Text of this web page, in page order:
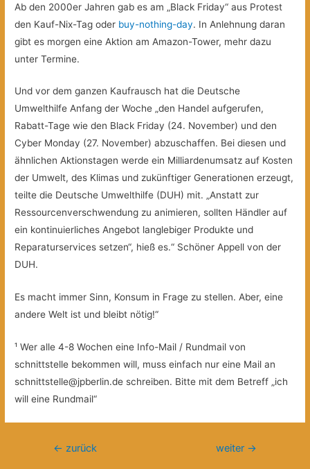
Ab den 2000er Jahren gab es am „Black Friday“ aus Protest
den Kauf-Nix-Tag oder buy-nothing-day. In Anlehnung daran
gibt es morgen eine Aktion am Amazon-Tower, mehr dazu
unter Termine.
Und vor dem ganzen Kaufrausch hat die Deutsche
Umwelthilfe Anfang der Woche „den Handel aufgerufen,
Rabatt-Tage wie den Black Friday (24. November) und den
Cyber Monday (27. November) abzuschaffen. Bei diesen und
ähnlichen Aktionstagen werde ein Milliardenumsatz auf Kosten
der Umwelt, des Klimas und zukünftiger Generationen erzeugt,
teilte die Deutsche Umwelthilfe (DUH) mit. „Anstatt zur
Ressourcenverschwendung zu animieren, sollten Händler auf
ein kontinuierliches Angebot langlebiger Produkte und
Reparaturservices setzen“, hieß es.“ Schöner Appell von der
DUH.
Es macht immer Sinn, Konsum in Frage zu stellen. Aber, eine
andere Welt ist und bleibt nötig!“
¹ Wer alle 4-8 Wochen eine Info-Mail / Rundmail von
schnittstelle bekommen will, muss einfach nur eine Mail an
schnittstelle@jpberlin.de schreiben. Bitte mit dem Betreff „ich
will eine Rundmail“
Beitragsnavigation
← zurück weiter →